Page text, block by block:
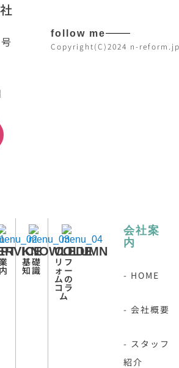
follow me
Copyright(C)2024 n-
KNOWLEDE
基礎
知識
COLUMN
リフ
ォー
ムの
コラ
ム
会社案
内
- HOME
- 会社概要
- スタッフ
紹介